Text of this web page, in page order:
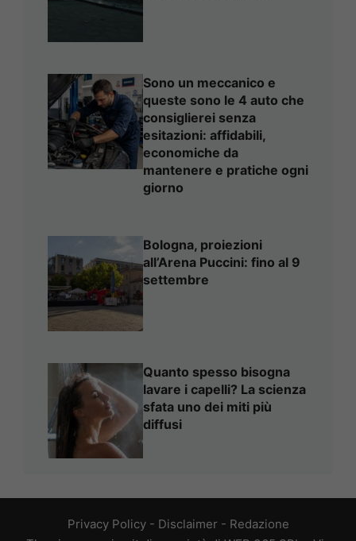
Sono un meccanico e
queste sono le 4 auto che
consiglierei senza
esitazioni: affidabili,
economiche da
mantenere e pratiche ogni
giorno
Bologna, proiezioni
all’Arena Puccini: fino al 9
settembre
Quanto spesso bisogna
lavare i capelli? La scienza
sfata uno dei miti più
diffusi
Privacy Policy- Disclaimer - Redazione